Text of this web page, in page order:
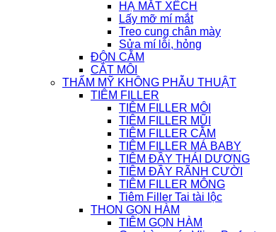
HẠ MẮT XẾCH
Lấy mỡ mí mắt
Treo cung chân mày
Sửa mí lỗi, hỏng
ĐỘN CẰM
CẮT MÔI
THẨM MỸ KHÔNG PHẪU THUẬT
TIÊM FILLER
TIÊM FILLER MÔI
TIÊM FILLER MŨI
TIÊM FILLER CẰM
TIÊM FILLER MÁ BABY
TIÊM ĐẦY THÁI DƯƠNG
TIÊM ĐẦY RÃNH CƯỜI
TIÊM FILLER MÔNG
Tiêm Filler Tai tài lộc
THON GỌN HÀM
TIÊM GỌN HÀM